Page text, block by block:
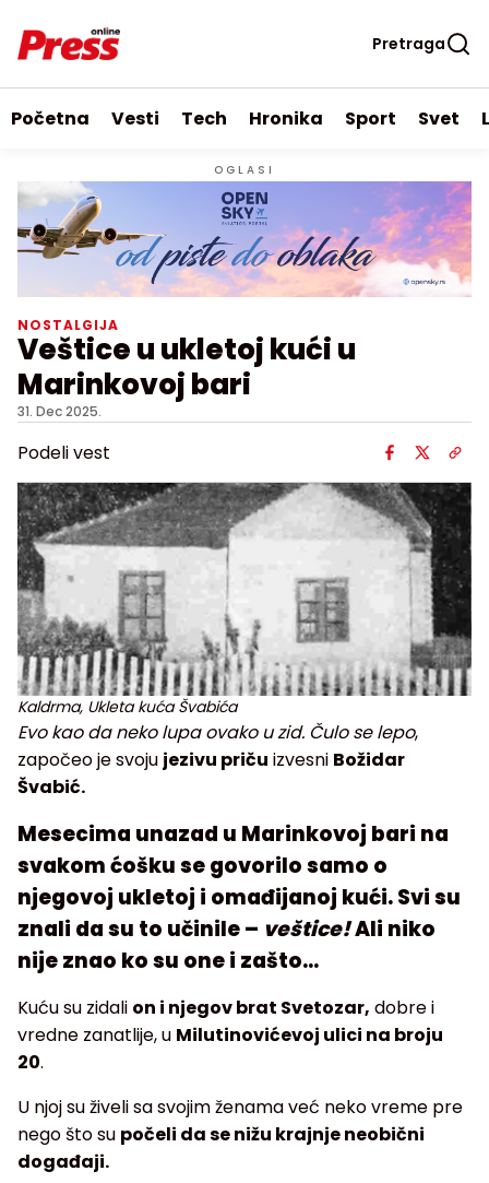
Pretraga
Početna Vesti Tech Hronika Sport Svet
OGLASI
NOSTALGIJA
Veštice u ukletoj kući u
Marinkovoj bari
31. Dec 2025.
Podeli vest
Kaldrma, Ukleta kuća Švabića
Evo kao da neko lupa ovako u zid. Čulo se lepo,
započeo je svoju jezivu priču izvesni Božidar
Švabić.
Mesecima unazad u Marinkovoj bari na
svakom ćošku se govorilo samo o
njegovoj ukletoj i omađijanoj kući. Svi su
znali da su to učinile – veštice!Ali niko
nije znao ko su one i zašto…
Kuću su zidali on i njegov brat Svetozar, dobre i
vredne zanatlije, u Milutinovićevoj ulici na broju
20.
U njoj su živeli sa svojim ženama već neko vreme pre
nego što su počeli da se nižu krajnje neobični
događaji.